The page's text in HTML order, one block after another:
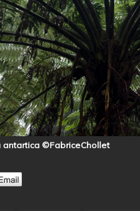
antartica ©FabriceChollet